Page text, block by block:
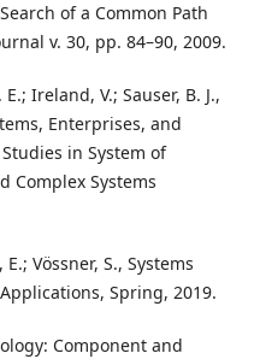
of a Common Path
v. 30, pp. 84–90, 2009.
Ireland, V.; Sauser, B. J.,
Enterprises, and
in System of
Complex Systems
Vössner, S., Systems
Spring, 2019.
Component and